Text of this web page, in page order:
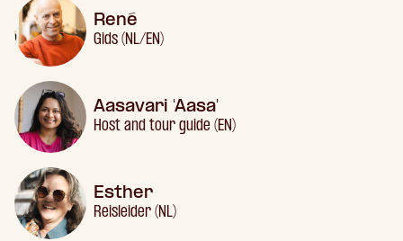
René
Gids (NL/EN)
Aasavari 'Aasa'
Host and tour guide (EN)
Esther
Reisleider (NL)